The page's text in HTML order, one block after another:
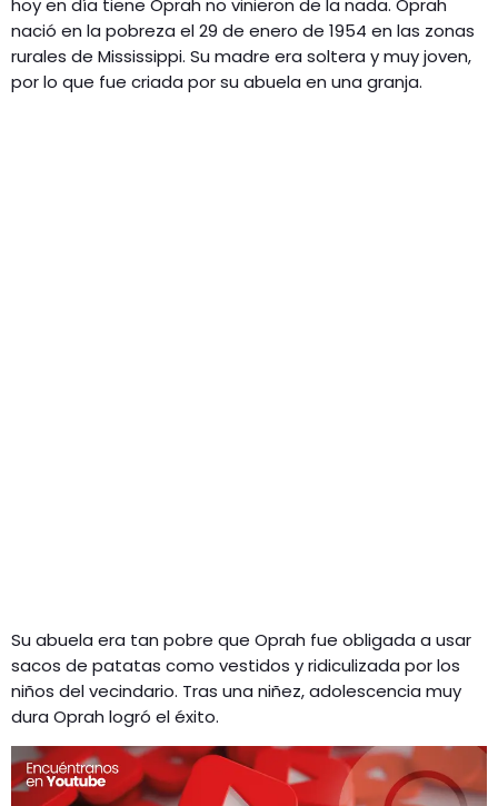
hoy en día tiene Oprah no vinieron de la nada. Oprah
nació en la pobreza el 29 de enero de 1954 en las zonas
rurales de Mississippi. Su madre era soltera y muy joven,
por lo que fue criada por su abuela en una granja.
Su abuela era tan pobre que Oprah fue obligada a usar
sacos de patatas como vestidos y ridiculizada por los
niños del vecindario. Tras una niñez, adolescencia muy
dura Oprah logró el éxito.